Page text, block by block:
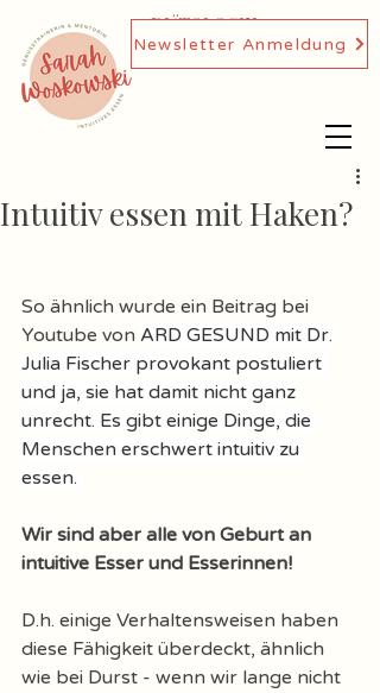
DIÄTOLOGIN,
GENUSSTRAINERIN
Newsletter Anmeldung
Intuitiv essen mit Haken?
So ähnlich wurde ein Beitrag bei
Youtube von ARD GESUND mit Dr.
Julia Fischer provokant postuliert
und ja, sie hat damit nicht ganz
unrecht. Es gibt einige Dinge, die
Menschen erschwert intuitiv zu
essen.
Wir sind aber alle von Geburt an
intuitive Esser und Esserinnen!
D.h. einige Verhaltensweisen haben
diese Fähigkeit überdeckt, ähnlich
wie bei Durst - wenn wir lange nicht